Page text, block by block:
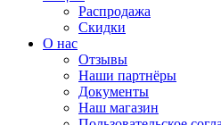
Распродажа
Скидки
О нас
Отзывы
Наши партнёры
Документы
Наш магазин